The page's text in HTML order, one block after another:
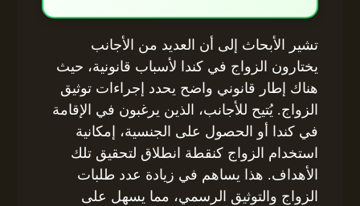
تشير الأبحاث إلى أن العديد من الأجانب
يختارون الزواج في كندا لأسباب قانونية، حيث
هناك إطار قانوني واضح يحدد إجراءات توثيق
الزواج. يُتيح للأجانب، الذين يرغبون في الإقامة
في كندا أو الحصول على الجنسية، إمكانية
استخدام الزواج كنقطة انطلاق لتحقيق تلك
الأهداف. هذا يساهم في زيادة عدد طلبات
الزواج والتوثيق الرسمي، مما يسهل على